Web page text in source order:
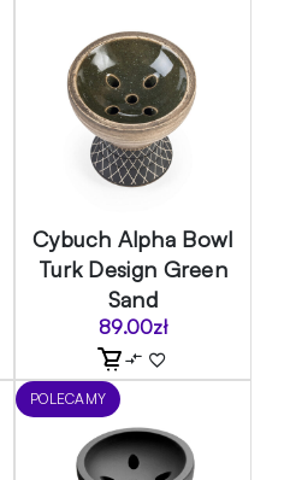
Cybuch Alpha Bowl
Turk Design Green
Sand
89.00zł
POLECAMY